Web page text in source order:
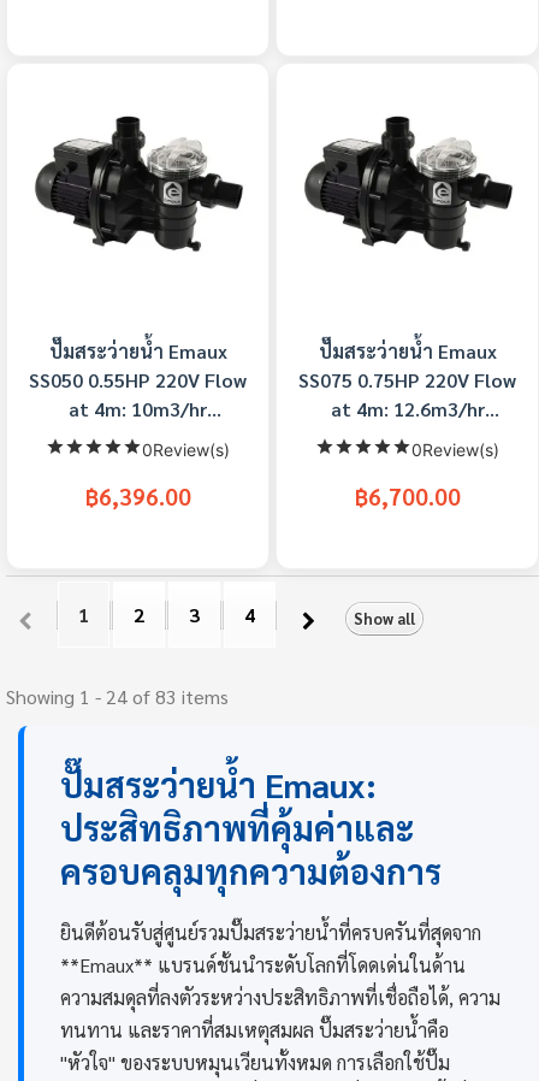
ปั๊มสระว่ายน้ำ Emaux
SS050 0.55HP 220V Flow
at 4m: 10m3/hr
Connection : 1.5 Inch
0Review(s)
฿6,396.00
ปั๊มสระว่ายน้ำ Emaux
SS075 0.75HP 220V Flow
at 4m: 12.6m3/hr
Connection : 1.5 Inch
0Review(s)
฿6,700.00
Show all
1 2 3 4
Showing 1 - 24 of 83 items
ปั๊มสระว่ายน้ำ Emaux:
ประสิทธิภาพที่คุ้มค่าและ
ครอบคลุมทุกความต้องการ
ยินดีต้อนรับสู่ศูนย์รวมปั๊มสระว่ายน้ำที่ครบครันที่สุดจาก
**Emaux** แบรนด์ชั้นนำระดับโลกที่โดดเด่นในด้าน
ความสมดุลที่ลงตัวระหว่างประสิทธิภาพที่เชื่อถือได้, ความ
ทนทาน และราคาที่สมเหตุสมผล ปั๊มสระว่ายน้ำคือ
"หัวใจ" ของระบบหมุนเวียนทั้งหมด การเลือกใช้ปั๊ม